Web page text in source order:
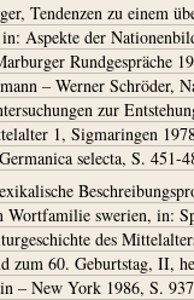
Tendenzen zu einem
Aspekte der
Rundgespräche
– Werner Schröder,
zur
1, Sigmaringen
selecta, S. 451-
Wortfamilie swerien, in:
des
zum 60. Geburtstag, II,
– New York 1986, S. 937